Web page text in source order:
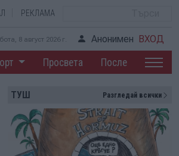
РЕКЛАМА
8 август 2026 г. Анонимен ВХОД
Просвета После
ТУШ Разгледай всички